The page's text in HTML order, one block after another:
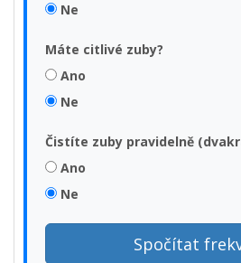
Ne
Máte citlivé zuby?
Ano
Ne
Čistíte zuby pravidelně
Ano
Ne
Spočítat